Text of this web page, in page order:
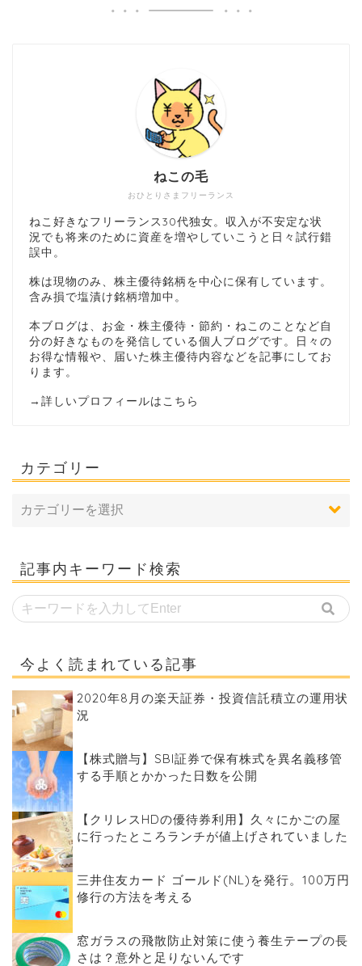
おひとりさまフリーランス
ねこの毛
ねこ好きなフリーランス30代独女。収入が不安定な状
況でも将来のために資産を増やしていこうと日々試行錯
誤中。
株は現物のみ、株主優待銘柄を中心に保有しています。
含み損で塩漬け銘柄増加中。
本ブログは、お金・株主優待・節約・ねこのことなど自
分の好きなものを発信している個人ブログです。日々の
お得な情報や、届いた株主優待内容などを記事にしてお
ります。
→ 詳しいプロフィールはこちら
カテゴリー
記事内キーワード検索
今よく読まれている記事
2020年8月の楽天証券・投資信託積立の運用状
況
【株式贈与】SBI証券で保有株式を異名義移管
する手順とかかった日数を公開
【クリレスHDの優待券利用】久々にかごの屋
に行ったところランチが値上げされていました
三井住友カード ゴールド(NL)を発行。100万円
修行の方法を考える
窓ガラスの飛散防止対策に使う養生テープの長
さは？意外と足りないんです